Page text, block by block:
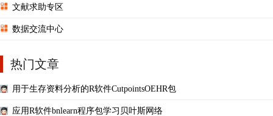
文献求助专区
数据交流中心
热门文章
用于生存资料分析的R软件CutpointsOEHR包
应用R软件bnlearn程序包学习贝叶斯网络